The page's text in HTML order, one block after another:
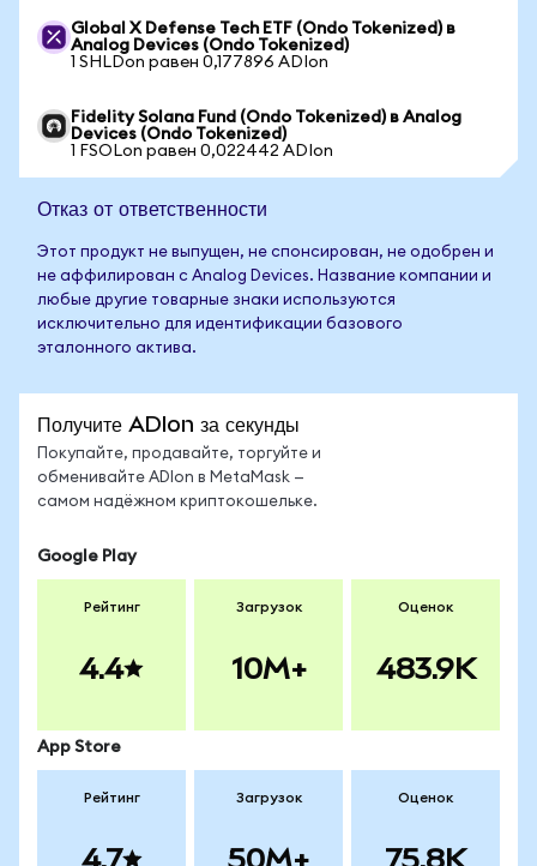
Global X Defense Tech ETF (Ondo Tokenized) в
Analog Devices (Ondo Tokenized)
1 SHLDon равен 0,177896 ADIon
Fidelity Solana Fund (Ondo Tokenized) в Analog
Devices (Ondo Tokenized)
1 FSOLon равен 0,022442 ADIon
Отказ от ответственности
Этот продукт не выпущен, не спонсирован, не одобрен и
не аффилирован с Analog Devices. Название компании и
любые другие товарные знаки используются
исключительно для идентификации базового
эталонного актива.
Получите ADIon за секунды
Покупайте, продавайте, торгуйте и
обменивайте ADIon в MetaMask —
самом надёжном криптокошельке.
Google Play
Рейтинг
4.4
Загрузок
10M+
Оценок
483.9K
App Store
Рейтинг
4.7
Загрузок
50M+
Оценок
75.8K